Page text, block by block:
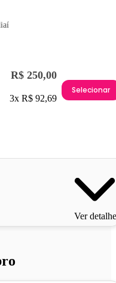
R$ 250,00
3x R$ 92,69
Selecionar
Ver